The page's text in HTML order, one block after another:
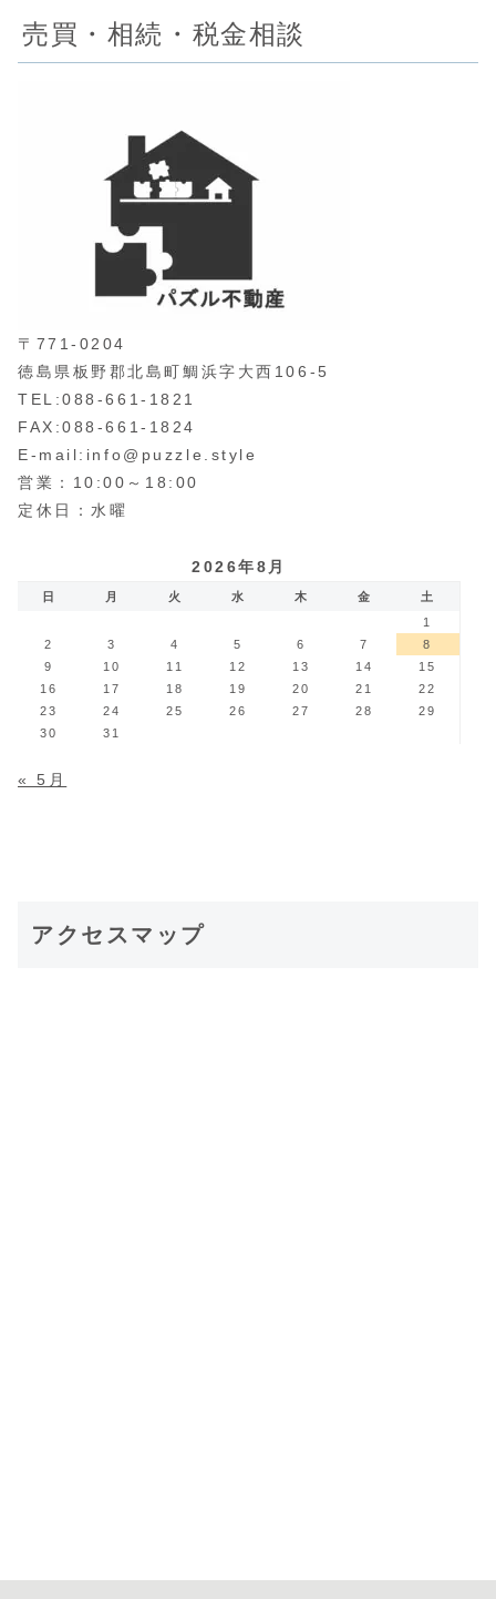
売買・相続・税金相談
〒771-0204
徳島県板野郡北島町鯛浜字大西106-5
TEL:088-661-1821
FAX:088-661-1824
E-mail:info@puzzle.style
営業：10:00～18:00
定休日：水曜
2026年8月
日 月 火 水 木 金
土
1
2
3 4 5 6 7
8
9
10 11 12 13 14
15
16
17 18 19 20 21
22
23
24 25 26 27 28
29
30
31
« 5月
アクセスマップ